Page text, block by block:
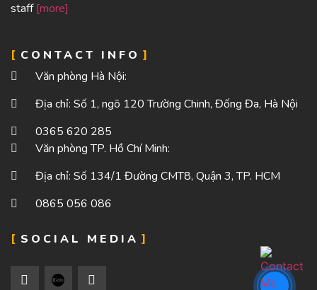
staff[more]
CONTACT INFO
Văn phòng Hà Nội:
Địa chỉ: Số 1, ngõ 120 Trường Chinh, Đống Đa, Hà Nội
0365 620 285
Văn phòng TP. Hồ Chí Minh:
Địa chỉ: Số 134/1 Đường CMT8, Quận 3, TP. HCM
0865 056 086
SOCIAL MEDIA